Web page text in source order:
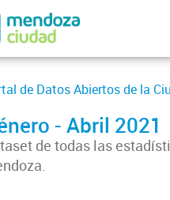
de Datos Abiertos de la
- Abril 2021
de todas las